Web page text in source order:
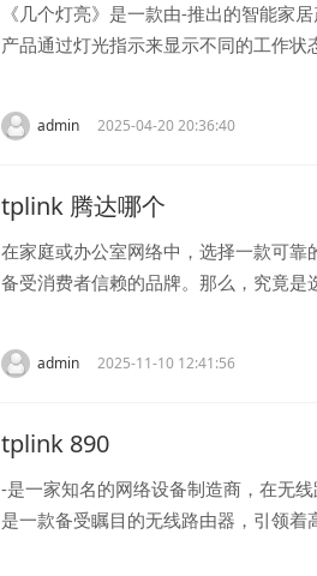
《几个灯亮》是一款由-推出的智能家
产品通过灯光指示来显示不同的工作
admin 2025-04-20 20:36:40
tplink 腾达哪个
在家庭或办公室网络中，选择一款可
备受消费者信赖的品牌。那么，究竟
admin 2025-11-10 12:41:56
tplink 890
-是一家知名的网络设备制造商，在无
是一款备受瞩目的无线路由器，引领